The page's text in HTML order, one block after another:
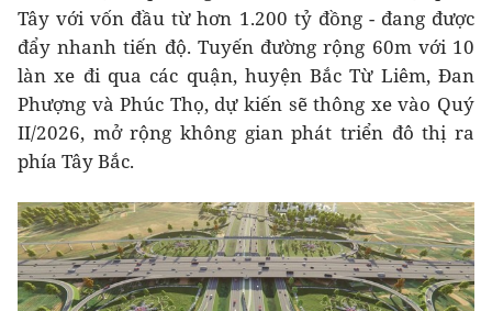
Tây với vốn đầu từ hơn 1.200 tỷ đồng - đang được
đẩy nhanh tiến độ. Tuyến đường rộng 60m với 10
làn xe đi qua các quận, huyện Bắc Từ Liêm, Đan
Phượng và Phúc Thọ, dự kiến sẽ thông xe vào Quý
II/2026, mở rộng không gian phát triển đô thị ra
phía Tây Bắc.